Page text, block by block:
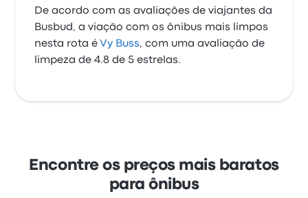
De acordo com as avaliações de viajantes da
Busbud, a viação com os ônibus mais limpos
nesta rota éVy Buss, com uma avaliação de
limpeza de 4.8 de 5 estrelas.
Encontre os preços mais baratos
para ônibus